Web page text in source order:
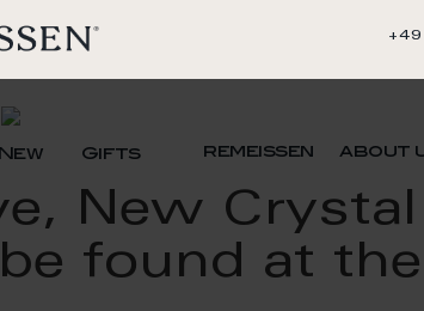
New Gifts remeissen about
New
found at